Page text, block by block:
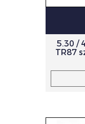
5.30 /
TR87